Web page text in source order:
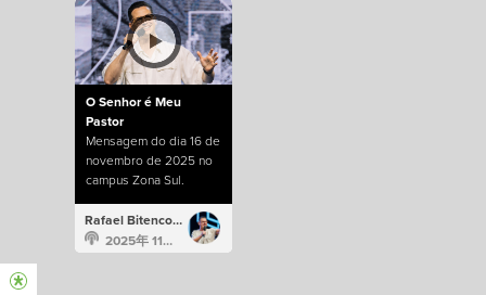
O Senhor é Meu
Pastor
Mensagem do dia 16 de
novembro de 2025 no
campus Zona Sul.
Rafael Bitencourt
2025年 11月 16日